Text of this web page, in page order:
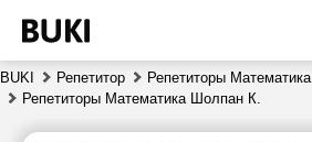
BUKI Репетитор
Репетиторы Математика
Репетиторы Математика Шолпан К.